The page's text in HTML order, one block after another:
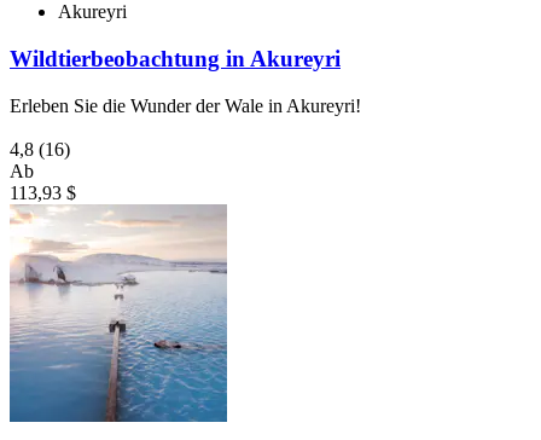
Akureyri
Wildtierbeobachtung in Akureyri
Erleben Sie die Wunder der Wale in Akureyri!
4,8 (16)
Ab
113,93 $